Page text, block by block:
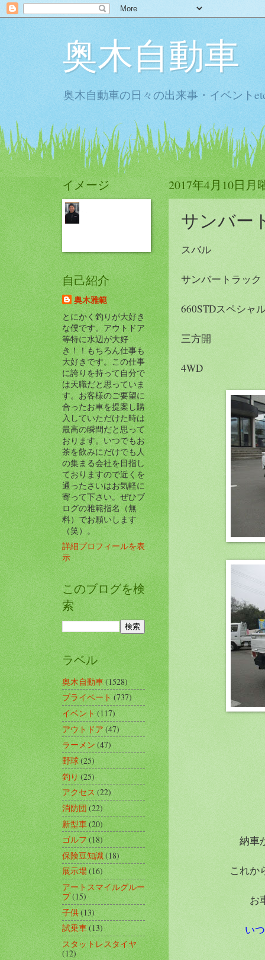
奥木自動車
奥木自動車の日々の出来事・イベント
2017年4月10日月
サンバー
スバル
サンバートラック
660STDスペシャ
三方開
4WD
納車
これか
お
い
イメージ
自己紹介
奥木雅範
とにかく釣りが大好き
な僕です。アウトドア
等特に水辺が大好
き！！もちろん仕事も
大好きです。この仕事
に誇りを持って自分で
は天職だと思っていま
す。お客様のご要望に
合ったお車を提案し購
入していただけた時は
最高の瞬間だと思って
おります。いつでもお
茶を飲みにだけでも人
の集まる会社を目指し
ておりますので近くを
通ったさいはお気軽に
寄って下さい。ぜひブ
ログの雅範指名（無
料）でお願いします
（笑）。
詳細プロフィールを表
示
このブログを検
索
ラベル
奥木自動車(1528)
プライベート(737)
イベント(117)
アウトドア(47)
ラーメン(47)
野球(25)
釣り(25)
アクセス(22)
消防団(22)
新型車(20)
ゴルフ(18)
保険豆知識(18)
展示場(16)
アートスマイルグルー
プ(15)
子供(13)
試乗車(13)
スタットレスタイヤ
(12)